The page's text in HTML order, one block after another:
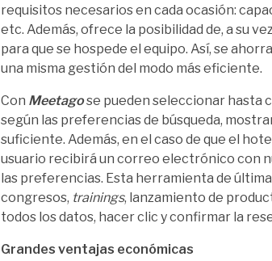
requisitos necesarios en cada ocasión:
etc. Además, ofrece la posibilidad de, a su
para que se hospede el equipo. Así, se
una misma gestión del modo más eficiente.
Con Meetagose pueden seleccionar hasta
según las preferencias de búsqueda,
suficiente. Además, en el caso de que el
usuario recibirá un correo electrónico con
las preferencias. Esta herramienta de
congresos, trainings, lanzamiento de
todos los datos, hacer clic y confirmar la
Grandes ventajas económicas